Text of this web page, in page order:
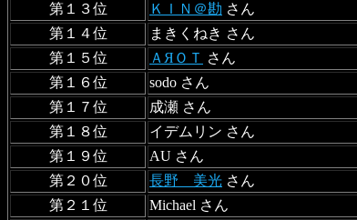
第１３位
ＫＩＮ＠勘 さん
第１４位
まきくねき さん
第１５位
ＡЯＯＴ さん
第１６位
sodo さん
第１７位
成瀬 さん
第１８位
イデムリン さん
第１９位
AU さん
第２０位
長野 美光 さん
第２１位
Michael さん